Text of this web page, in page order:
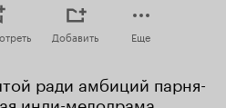
Добавить Еще
ради амбиций парня-
инди-мелодрама,